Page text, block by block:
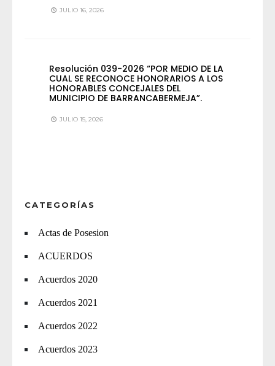
JULIO 16, 2026
Resolución 039-2026 “POR MEDIO DE LA
CUAL SE RECONOCE HONORARIOS A LOS
HONORABLES CONCEJALES DEL
MUNICIPIO DE BARRANCABERMEJA”.
JULIO 15, 2026
CATEGORÍAS
Actas de Posesion
ACUERDOS
Acuerdos 2020
Acuerdos 2021
Acuerdos 2022
Acuerdos 2023